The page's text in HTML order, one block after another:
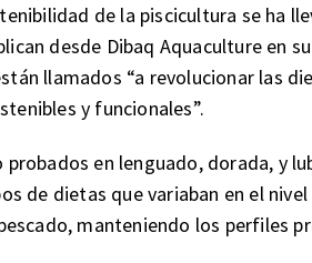
de la piscicultura se ha
desde Dibaq Aquaculture en
llamados “a revolucionar las
y funcionales”.
probados en lenguado, dorada, y
de dietas que variaban en el
manteniendo los perfiles